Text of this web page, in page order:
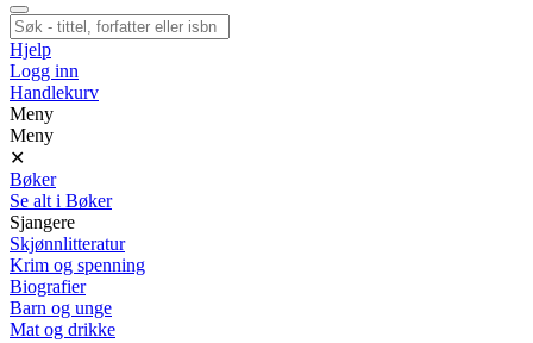
Hjelp
Logg inn
Handlekurv
Meny
Meny
✕
Bøker
Se alt i Bøker
Sjangere
Skjønnlitteratur
Krim og spenning
Biografier
Barn og unge
Mat og drikke